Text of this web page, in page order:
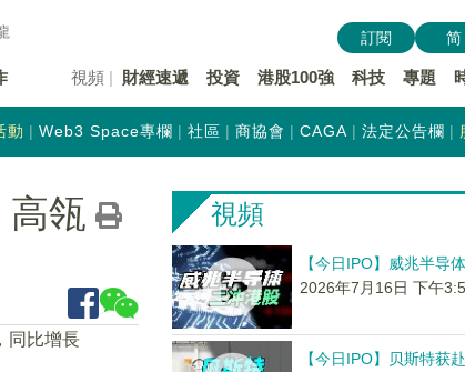
視頻 財經速遞 投資 港股100強 科技 專題
訂閱 简
動 Web3 Space專欄 社區 商協會 CAGA 法定公告欄
高瓴
同比增長
視頻
【今日IPO】威兆半导
2026年7月16日 下午
【今日IPO】贝斯特获